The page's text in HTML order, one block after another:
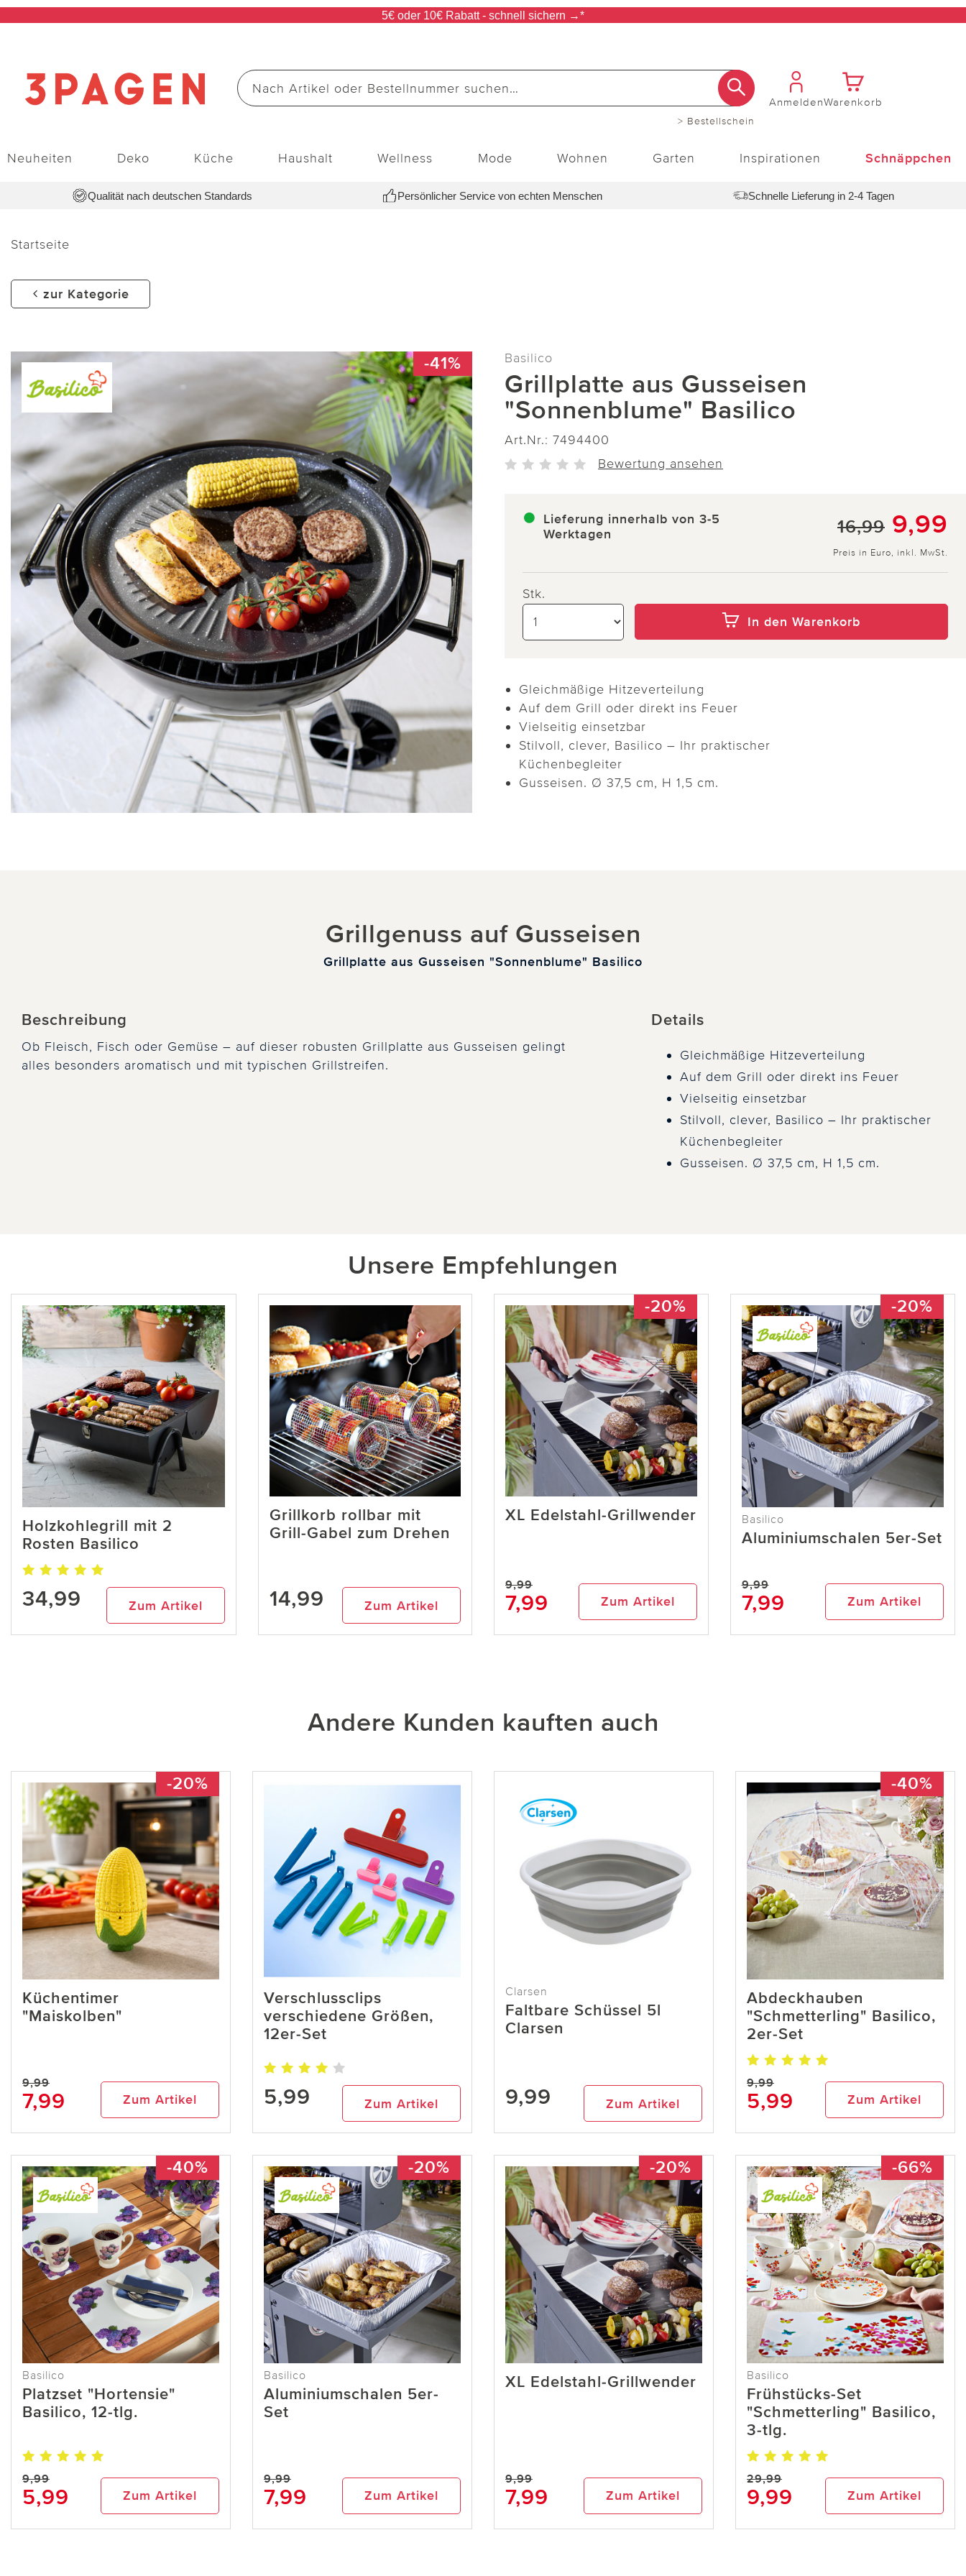
5€ oder 10€ Rabatt - schnell sichern →*
> Bestellschein
AnmeldenWarenkorb
Neuheiten Deko Küche Haushalt Wellness Mode Wohnen Garten Inspirationen Schnäppchen
Qualität nach deutschen Standards Persönlicher Service von echten Menschen Schnelle Lieferung in 2-4 Tagen
Startseite
zur Kategorie
-41% Basilico
Grillplatte aus Gusseisen
"Sonnenblume" Basilico
Art.Nr.: 7494400
Bewertung ansehen
Lieferung innerhalb von 3-5
Werktagen
16,99 9,99
Preis in Euro, inkl. MwSt.
Stk.
In den Warenkorb
Gleichmäßige Hitzeverteilung
Auf dem Grill oder direkt ins Feuer
Vielseitig einsetzbar
Stilvoll, clever, Basilico – Ihr praktischer
Küchenbegleiter
Gusseisen. Ø 37,5 cm, H 1,5 cm.
Grillgenuss auf Gusseisen
Grillplatte aus Gusseisen "Sonnenblume" Basilico
Beschreibung
Ob Fleisch, Fisch oder Gemüse – auf dieser robusten Grillplatte aus Gusseisen gelingt
alles besonders aromatisch und mit typischen Grillstreifen.
Details
Gleichmäßige Hitzeverteilung
Auf dem Grill oder direkt ins Feuer
Vielseitig einsetzbar
Stilvoll, clever, Basilico – Ihr praktischer
Küchenbegleiter
Gusseisen. Ø 37,5 cm, H 1,5 cm.
Unsere Empfehlungen
Holzkohlegrill mit 2
Rosten Basilico
34,99 Zum Artikel
Grillkorb rollbar mit
Grill-Gabel zum Drehen
14,99 Zum Artikel
-20%
XL Edelstahl-Grillwender
9,99
7,99 Zum Artikel
-20%
Basilico
Aluminiumschalen 5er-Set
9,99
7,99 Zum Artikel
Andere Kunden kauften auch
-20%
Küchentimer
"Maiskolben"
9,99
7,99 Zum Artikel
Verschlussclips
verschiedene Größen,
12er-Set
5,99 Zum Artikel
Clarsen
Faltbare Schüssel 5l
Clarsen
9,99 Zum Artikel
-40%
Abdeckhauben
"Schmetterling" Basilico,
2er-Set
9,99
5,99 Zum Artikel
-40%
Basilico
Platzset "Hortensie"
Basilico, 12-tlg.
9,99
5,99 Zum Artikel
-20%
Basilico
Aluminiumschalen 5er-
Set
9,99
7,99 Zum Artikel
-20%
XL Edelstahl-Grillwender
9,99
7,99 Zum Artikel
-66%
Basilico
Frühstücks-Set
"Schmetterling" Basilico,
3-tlg.
29,99
9,99 Zum Artikel